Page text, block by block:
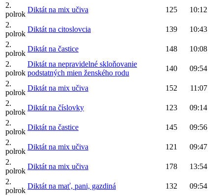
2.
polrok
Diktát na mix učiva 125
10:12
2.
polrok
Diktát na citoslovcia 139
10:43
2.
polrok
Diktát na častice 148
10:08
2.
polrok
Diktát na nepravidelné skloňovanie
podstatných mien ženského rodu
140
09:54
2.
polrok
Diktát na mix učiva 152
11:07
2.
polrok
Diktát na číslovky 123
09:14
2.
polrok
Diktát na častice 145
09:56
2.
polrok
Diktát na mix učiva 121
09:47
2.
polrok
Diktát na mix učiva 178
13:54
2.
polrok
Diktát na mať, pani, gazdiná 132
09:54